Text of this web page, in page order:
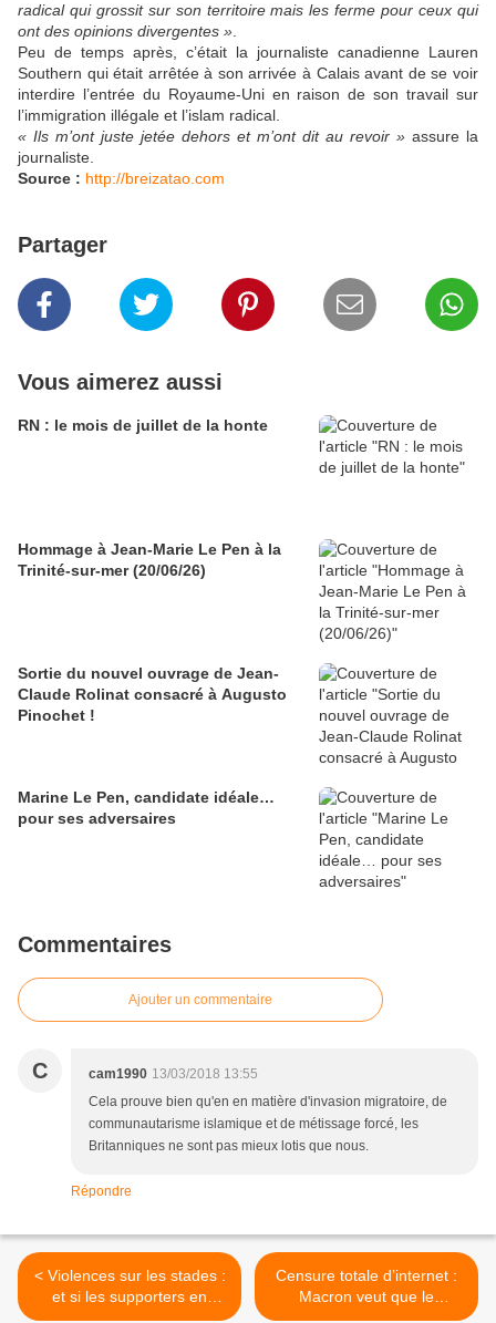
radical qui grossit sur son territoire mais les ferme pour ceux qui
ont des opinions divergentes »
Peu de temps après, c’était la journaliste canadienne Lauren
Southern qui était arrêtée à son arrivée à Calais avant de se voir
interdire l’entrée du Royaume-Uni en raison de son travail sur
l’immigration illégale et l’islam radical.
« Ils m’ont juste jetée dehors et m’ont dit au revoir » assure la
journaliste.
Source : http://breizatao.com
Partager
Vous aimerez aussi
RN : le mois de juillet de la honte
Hommage à Jean-Marie Le Pen à la
Trinité-sur-mer (20/06/26)
Sortie du nouvel ouvrage de Jean-
Claude Rolinat consacré à Augusto
Pinochet !
Marine Le Pen, candidate idéale…
pour ses adversaires
Commentaires
Ajouter un commentaire
C cam1990 13/03/2018 13:55
Cela prouve bien qu'en en matière d'invasion migratoire, de
communautarisme islamique et de métissage forcé, les
Britanniques ne sont pas mieux lotis que nous.
Répondre
< Violences sur les stades :
et si les supporters en
voulaient juste pour leur
Censure totale d’internet :
Macron veut que le
gouvernement puisse